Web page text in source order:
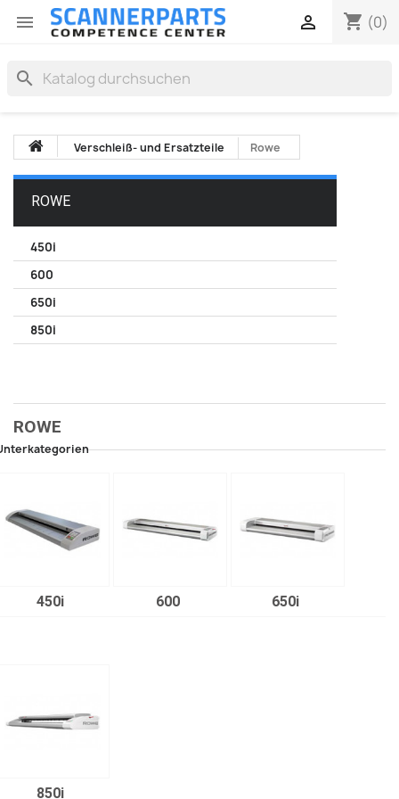
 shopping_cart (0)

search
Verschleiß- und Ersatzteile Rowe
ROWE
450i
600
650i
850i
ROWE
450i 600 650i
850i